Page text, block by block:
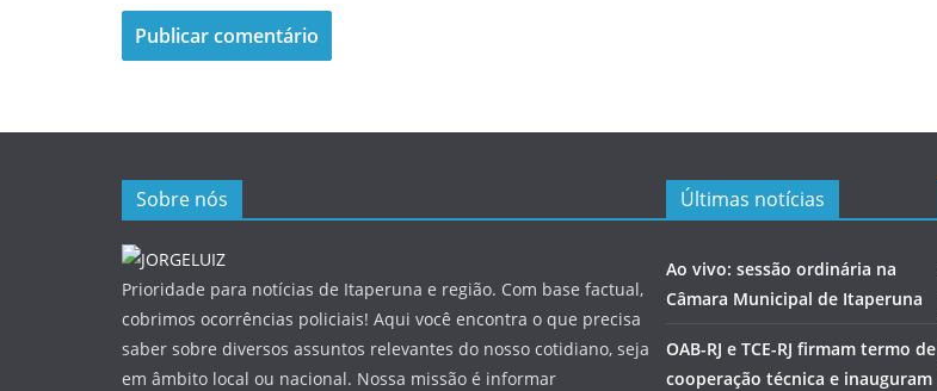
Sobre nós
Prioridade para notícias de Itaperuna e região. Com base factual,
cobrimos ocorrências policiais! Aqui você encontra o que precisa
saber sobre diversos assuntos relevantes do nosso cotidiano, seja
em âmbito local ou nacional. Nossa missão é informar
Últimas notícias
Ao vivo: sessão ordinária na
Câmara Municipal de Itaperuna
OAB-RJ e TCE-RJ firmam termo de
cooperação técnica e inauguram